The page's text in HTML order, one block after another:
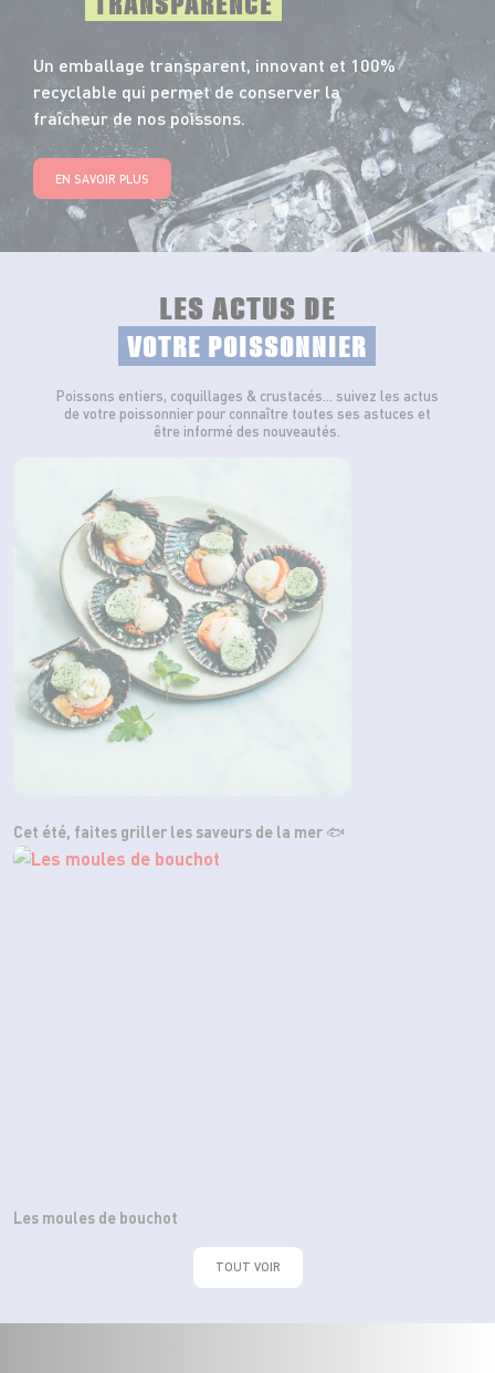
Un emballage transparent, innovant et 100%
recyclable qui permet de conserver la
fraîcheur de nos poissons.
EN SAVOIR PLUS
LES ACTUS DE
VOTRE POISSONNIER
Poissons entiers, coquillages & crustacés… suivez les actus
de votre poissonnier pour connaître toutes ses astuces et
être informé des nouveautés.
Cet été, faites griller les saveurs de la mer 🐟
Les moules de bouchot
TOUT VOIR